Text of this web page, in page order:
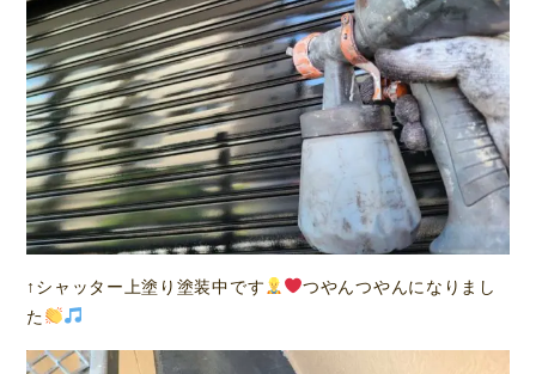
↑シャッター上塗り塗装中です
つやんつやんになりまし
た